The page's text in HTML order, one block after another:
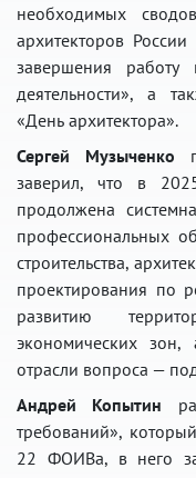
необходимых
архитекторов
завершения работу
деятельности», а
«День архитектора».
Сергей Музыченко
заверил, что в
продолжена
профессиональных
строительства,
проектирования по
развитию
экономических
отрасли вопроса —
Андрей Копытин
требований»,
22 ФОИВа, в него